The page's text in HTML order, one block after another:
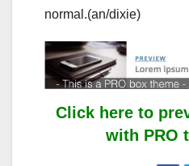
normal.(an/dixie)
Click here to
with PRO